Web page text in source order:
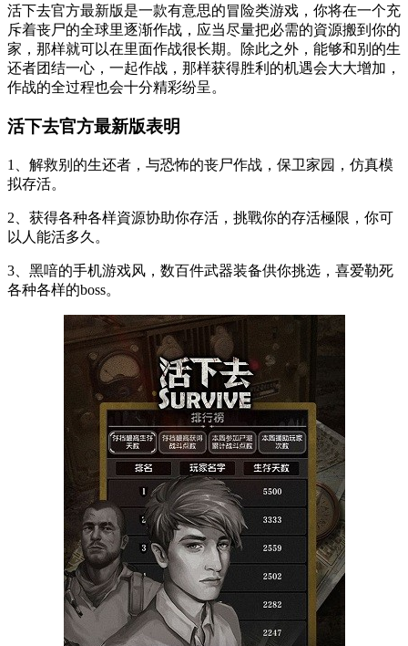
活下去官方最新版是一款有意思的冒险类游戏，你将在一个充
斥着丧尸的全球里逐渐作战，应当尽量把必需的資源搬到你的
家，那样就可以在里面作战很长期。除此之外，能够和别的生
还者团结一心，一起作战，那样获得胜利的机遇会大大增加，
作战的全过程也会十分精彩纷呈。
活下去官方最新版表明
1、解救别的生还者，与恐怖的丧尸作战，保卫家园，仿真模
拟存活。
2、获得各种各样資源协助你存活，挑戰你的存活極限，你可
以人能活多久。
3、黑喑的手机游戏风，数百件武器装备供你挑选，喜爱勒死
各种各样的boss。